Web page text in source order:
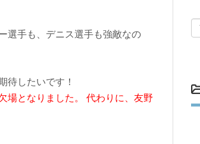
選手も、デニス選手も強敵なの
待したいです！
場となりました。 代わりに、友野